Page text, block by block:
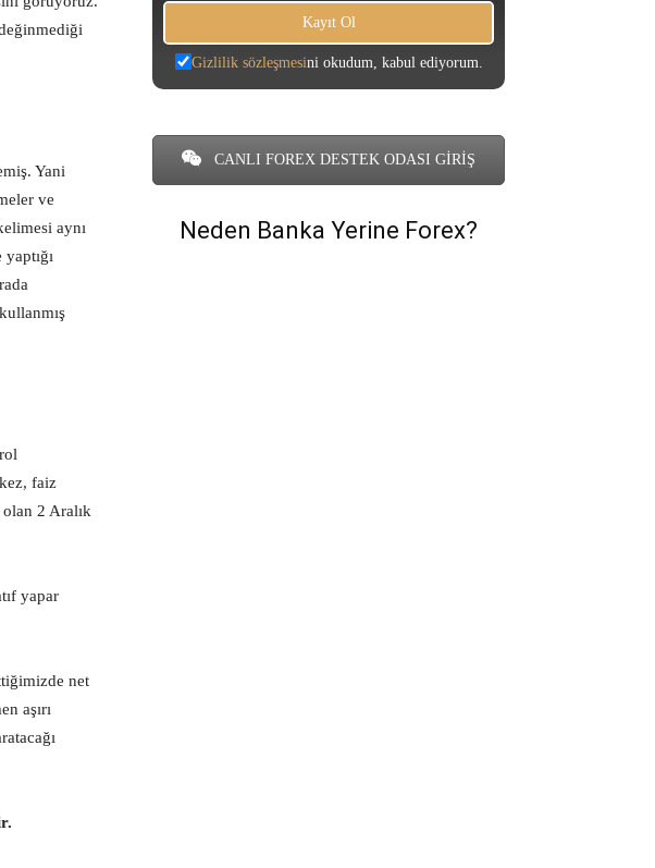
Yani
ve
aynı
faiz
2 Aralık
yapar
net
aşırı
Gizlilik sözleşmesini okudum, kabul ediyorum.
CANLI FOREX DESTEK ODASI GİRİŞ
Neden Banka Yerine Forex?